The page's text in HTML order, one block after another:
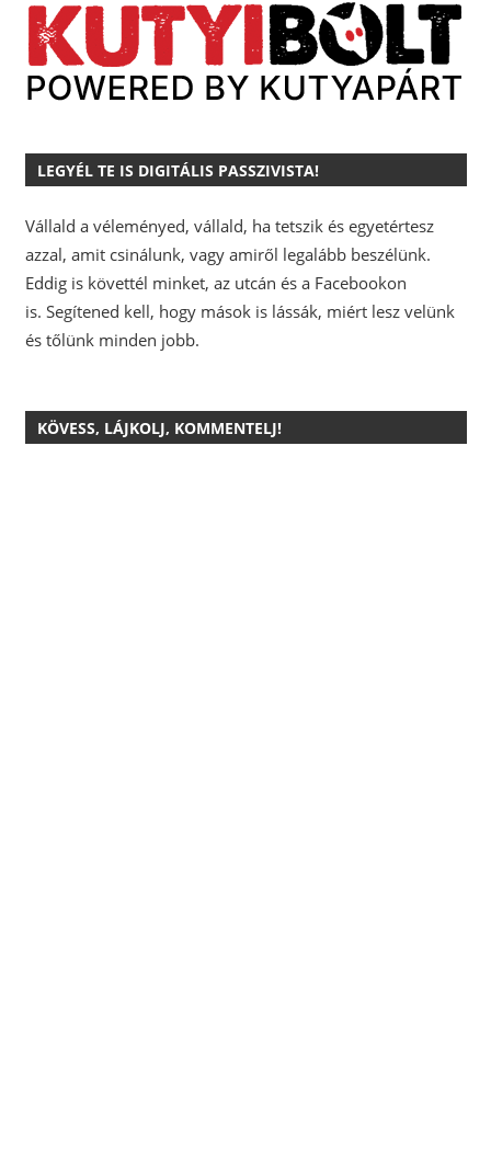
LEGYÉL TE IS DIGITÁLIS PASSZIVISTA!
Vállald a véleményed, vállald, ha tetszik és egyetértesz
azzal, amit csinálunk, vagy amiről legalább beszélünk.
Eddig is követtél minket, az utcán és a Facebookon
is. Segítened kell, hogy mások is lássák, miért lesz velünk
és tőlünk minden jobb.
KÖVESS, LÁJKOLJ, KOMMENTELJ!